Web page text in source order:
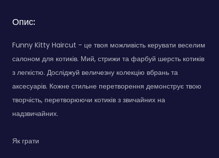
Опис:
Funny Kitty Haircut - це твоя можливість керувати веселим
салоном для котиків. Мий, стрижи та фарбуй шерсть котиків
з легкістю. Досліджуй величезну колекцію вбрань та
аксесуарів. Кожне стильне перетворення демонструє твою
творчість, перетворюючи котиків з звичайних на
надзвичайних.
Як грати